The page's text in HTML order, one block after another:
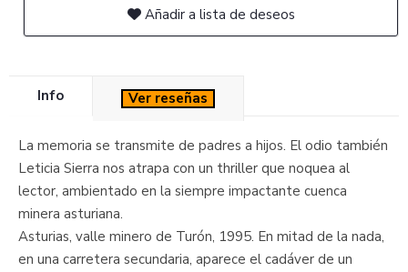
Añadir a lista de deseos
Info Ver reseñas
La memoria se transmite de padres a hijos. El odio también
Leticia Sierra nos atrapa con un thriller que noquea al
lector, ambientado en la siempre impactante cuenca
minera asturiana.
Asturias, valle minero de Turón, 1995. En mitad de la nada,
en una carretera secundaria, aparece el cadáver de un